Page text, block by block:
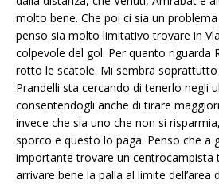
molto bene. Che poi ci sia un
penso sia molto limitativo trovare in
colpevole del gol. Per quanto riguarda
rotto le scatole. Mi sembra
Prandelli sta cercando di tenerlo negli
consentendogli anche di tirare
invece che sia uno che non si
sporco e questo lo paga. Penso che a
importante trovare un centrocampista
arrivare bene la palla al limite dell’area